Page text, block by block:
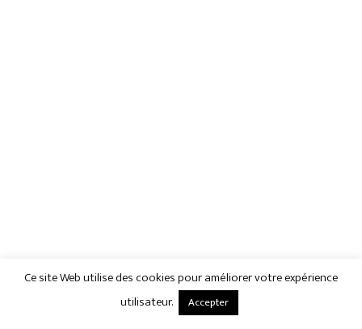
Ce site Web utilise des cookies pour améliorer votre expérience
utilisateur.
Accepter